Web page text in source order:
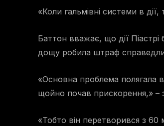
«Коли гальмівні системи в
Баттон вважає, що дії
дощу робила штраф
«Основна проблема полягала
щойно почав прискорення,» –
«Тобто він перетворився з